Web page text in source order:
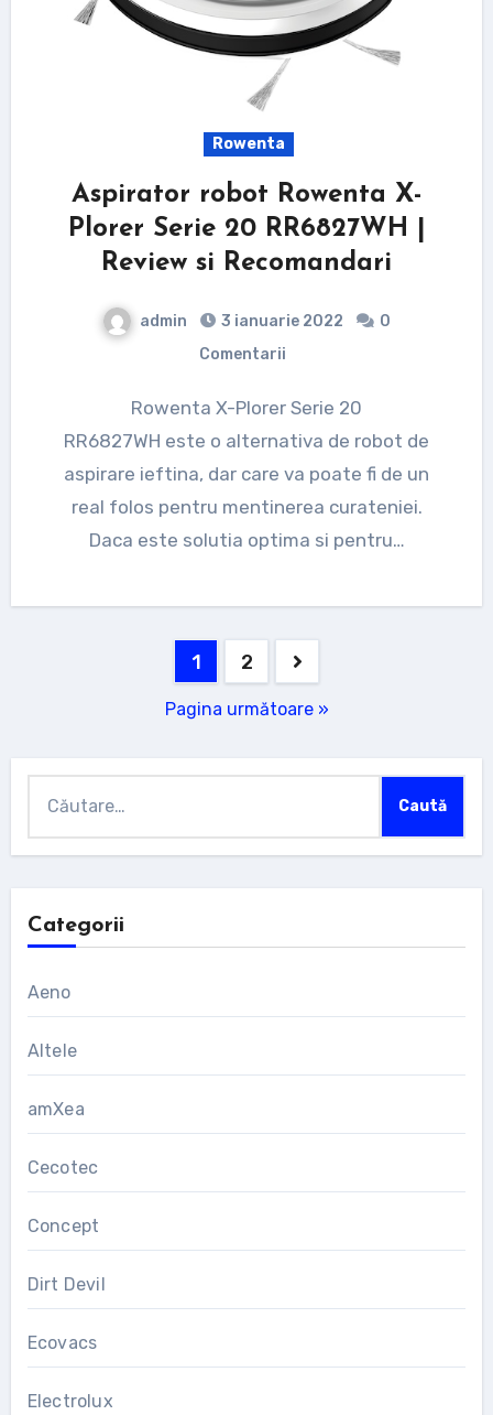
Rowenta
Aspirator robot Rowenta X-
Plorer Serie 20 RR6827WH |
Review si Recomandari
admin 3 ianuarie 2022
0
Comentarii
Rowenta X-Plorer Serie 20
RR6827WH este o alternativa de robot de
aspirare ieftina, dar care va poate fi de un
real folos pentru mentinerea curateniei.
Daca este solutia optima si pentru…
1 2
Pagina următoare »
după:
Categorii
Aeno
Altele
amXea
Cecotec
Concept
Dirt Devil
Ecovacs
Electrolux